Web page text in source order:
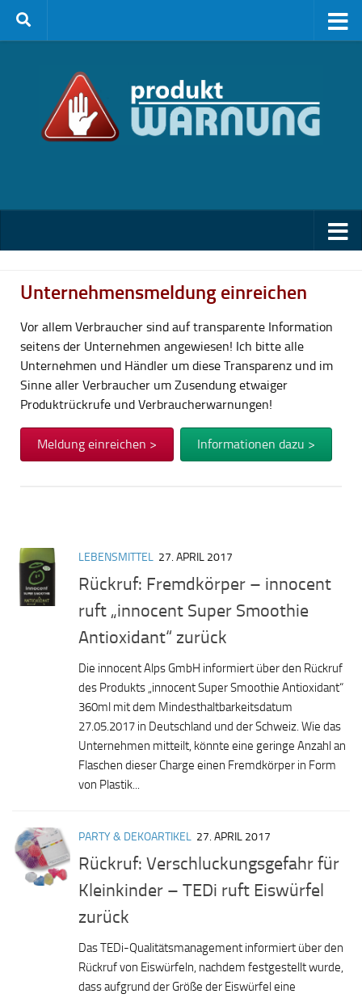
Zum Inhalt springen
Unternehmensmeldung einreichen
Vor allem Verbraucher sind auf transparente Information
seitens der Unternehmen angewiesen! Ich bitte alle
Unternehmen und Händler um diese Transparenz und im
Sinne aller Verbraucher um Zusendung etwaiger
Produktrückrufe und Verbraucherwarnungen!
Meldung einreichen > Informationen dazu >
LEBENSMITTEL 27. APRIL 2017
Rückruf: Fremdkörper – innocent
ruft „innocent Super Smoothie
Antioxidant“ zurück
Die innocent Alps GmbH informiert über den Rückruf
des Produkts „innocent Super Smoothie Antioxidant“
360ml mit dem Mindesthaltbarkeitsdatum
27.05.2017 in Deutschland und der Schweiz. Wie das
Unternehmen mitteilt, könnte eine geringe Anzahl an
Flaschen dieser Charge einen Fremdkörper in Form
von Plastik...
PARTY & DEKOARTIKEL 27. APRIL 2017
Rückruf: Verschluckungsgefahr für
Kleinkinder – TEDi ruft Eiswürfel
zurück
Das TEDi-Qualitätsmanagement informiert über den
Rückruf von Eiswürfeln, nachdem festgestellt wurde,
dass aufgrund der Größe der Eiswürfel eine